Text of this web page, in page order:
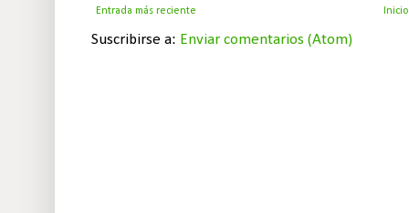
Entrada más reciente Inicio
Suscribirse a: Enviar comentarios (Atom)